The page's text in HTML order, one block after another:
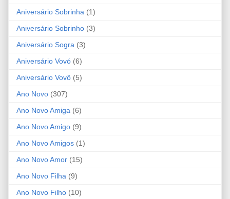
Aniversário Sobrinha (1)
Aniversário Sobrinho (3)
Aniversário Sogra (3)
Aniversário Vovó (6)
Aniversário Vovô (5)
Ano Novo (307)
Ano Novo Amiga (6)
Ano Novo Amigo (9)
Ano Novo Amigos (1)
Ano Novo Amor (15)
Ano Novo Filha (9)
Ano Novo Filho (10)